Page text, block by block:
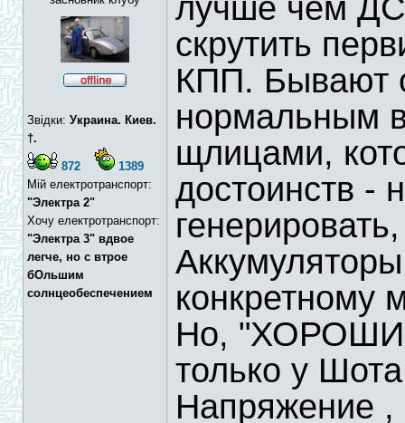
Звідки: Украина. Киев.
†.
872
1389
Мій електротранспорт:
"Электра 2"
Хочу електротранспорт:
"Электра 3" вдвое
легче, но с втрое
бОльшим
солнцеобеспечением
лучше чем
скрутить
КПП. Бывают
нормальным
щлицами,
достоинств -
конкретному
Но,
только у
Напряжение ,